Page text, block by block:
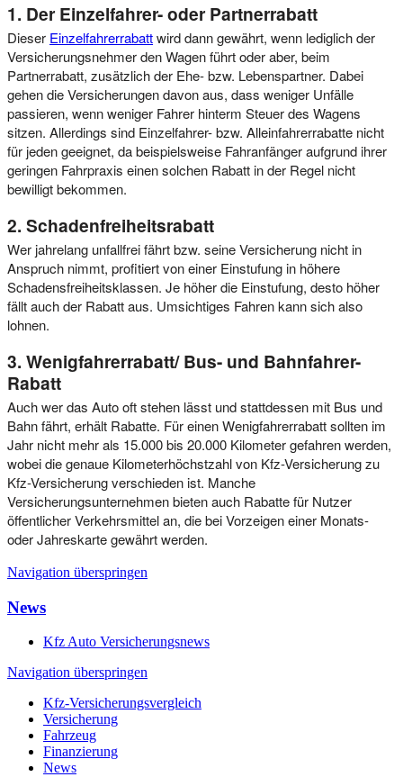
1. Der Einzelfahrer- oder Partnerrabatt
Dieser Einzelfahrerrabattwird dann gewährt, wenn lediglich der
Versicherungsnehmer den Wagen führt oder aber, beim
Partnerrabatt, zusätzlich der Ehe- bzw. Lebenspartner. Dabei
gehen die Versicherungen davon aus, dass weniger Unfälle
passieren, wenn weniger Fahrer hinterm Steuer des Wagens
sitzen. Allerdings sind Einzelfahrer- bzw. Alleinfahrerrabatte nicht
für jeden geeignet, da beispielsweise Fahranfänger aufgrund ihrer
geringen Fahrpraxis einen solchen Rabatt in der Regel nicht
bewilligt bekommen.
2. Schadenfreiheitsrabatt
Wer jahrelang unfallfrei fährt bzw. seine Versicherung nicht in
Anspruch nimmt, profitiert von einer Einstufung in höhere
Schadensfreiheitsklassen. Je höher die Einstufung, desto höher
fällt auch der Rabatt aus. Umsichtiges Fahren kann sich also
lohnen.
3. Wenigfahrerrabatt/ Bus- und Bahnfahrer-
Rabatt
Auch wer das Auto oft stehen lässt und stattdessen mit Bus und
Bahn fährt, erhält Rabatte. Für einen Wenigfahrerrabatt sollten im
Jahr nicht mehr als 15.000 bis 20.000 Kilometer gefahren werden,
wobei die genaue Kilometerhöchstzahl von Kfz-Versicherung zu
Kfz-Versicherung verschieden ist. Manche
Versicherungsunternehmen bieten auch Rabatte für Nutzer
öffentlicher Verkehrsmittel an, die bei Vorzeigen einer Monats-
oder Jahreskarte gewährt werden.
Navigation überspringen
News
Kfz Auto Versicherungsnews
Navigation überspringen
Kfz-Versicherungsvergleich
Versicherung
Fahrzeug
Finanzierung
News